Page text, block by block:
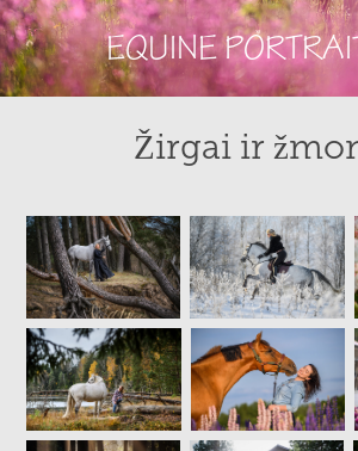
EQUINE
Žirgai ir